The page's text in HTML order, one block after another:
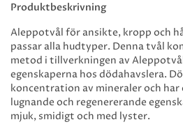
Produktbeskrivning
Aleppotvål för ansikte, kropp och
passar alla hudtyper. Denna tvål
metod i tillverkningen av
egenskaperna hos dödahavslera.
koncentration av mineraler och
lugnande och regenererande
mjuk, smidigt och med lyster.